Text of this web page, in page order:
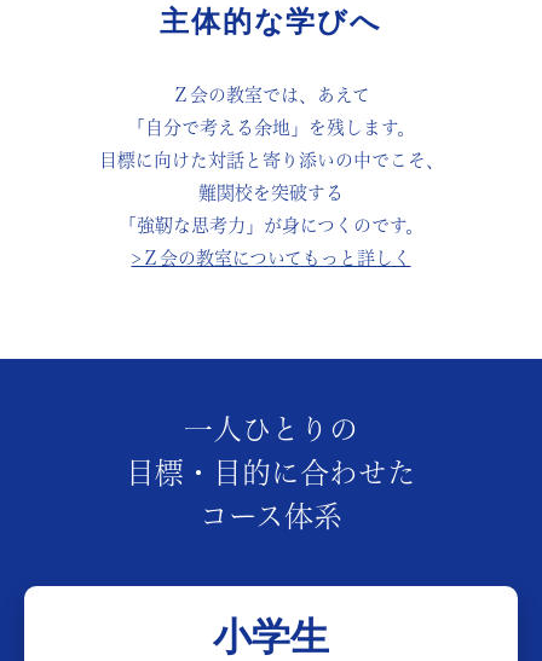
主体的な学びへ
Ｚ会の教室では、あえて
「自分で考える余地」を残します。
目標に向けた対話と寄り添いの中でこそ、
難関校を突破する
「強靭な思考力」が身につくのです。
>Ｚ会の教室についてもっと詳しく
一人ひとりの
目標・目的に合わせた
コース体系
小学生